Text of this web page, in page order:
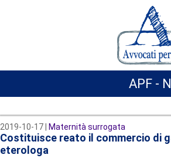
APF -
2019-10-17 | Maternità surrogata
Costituisce reato il commercio di
eterologa